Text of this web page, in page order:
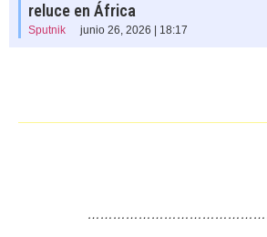
reluce en África
Sputnik junio 26, 2026 | 18:17